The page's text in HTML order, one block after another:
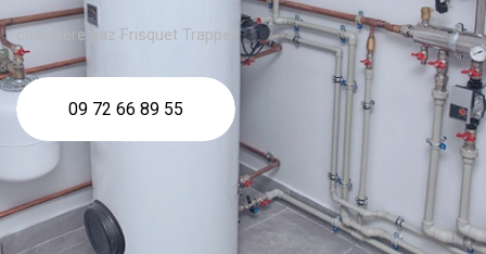
chaudière gaz Frisquet Trappes
09 72 66 89 55